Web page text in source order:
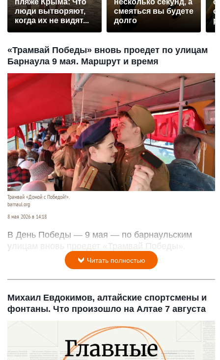
пляже Крыма: Что
люди вытворяют,
когда их не видят...
несколько секунд, а
смеяться вы будете
долго
«Трамвай Победы» вновь проедет по улицам
Барнаула 9 мая. Маршрут и время
Трамвай «Домой с Победой!».
barnaul.org
8 мая 2026 в 14:18
В День Победы — 9 мая — по барнаульским
улицам вновь проедет «Трамвай Победы».
Читать полностью
Михаил Евдокимов, алтайские спортсмены и
фонтаны. Что произошло на Алтае 7 августа